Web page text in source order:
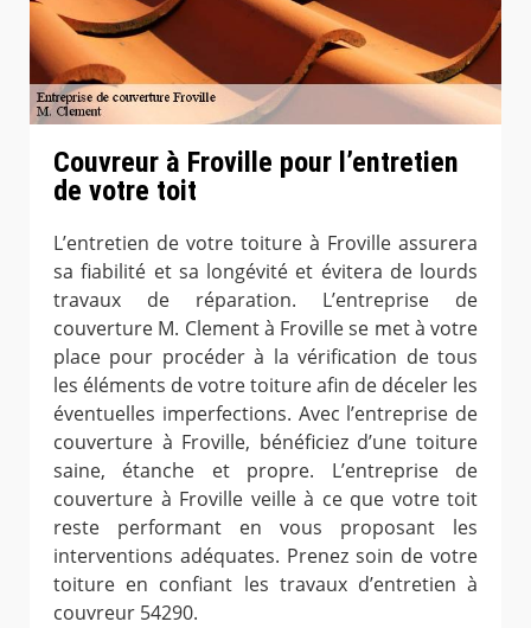
Couvreur à Froville pour l’entretien
de votre toit
L’entretien de votre toiture à Froville assurera
sa fiabilité et sa longévité et évitera de lourds
travaux de réparation. L’entreprise de
couverture M. Clement à Froville se met à votre
place pour procéder à la vérification de tous
les éléments de votre toiture afin de déceler les
éventuelles imperfections. Avec l’entreprise de
couverture à Froville, bénéficiez d’une toiture
saine, étanche et propre. L’entreprise de
couverture à Froville veille à ce que votre toit
reste performant en vous proposant les
interventions adéquates. Prenez soin de votre
toiture en confiant les travaux d’entretien à
couvreur 54290.